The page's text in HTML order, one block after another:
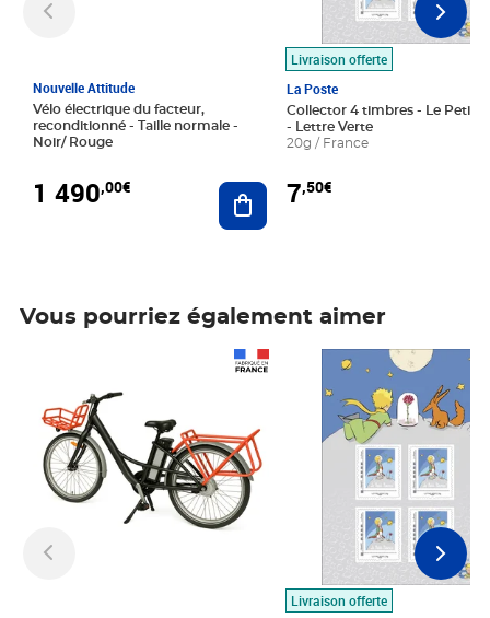
Nouvelle Attitude
Vélo électrique du facteur,
reconditionné - Taille normale -
Noir/ Rouge
1 490,00€ Ajouter au panier
Livraison offerte
La Poste
Collector 4 timbres - Le Petit
- Lettre Verte
20g / France
7,50€
Vous pourriez également aimer
Livraison offerte
Prix 7,50€